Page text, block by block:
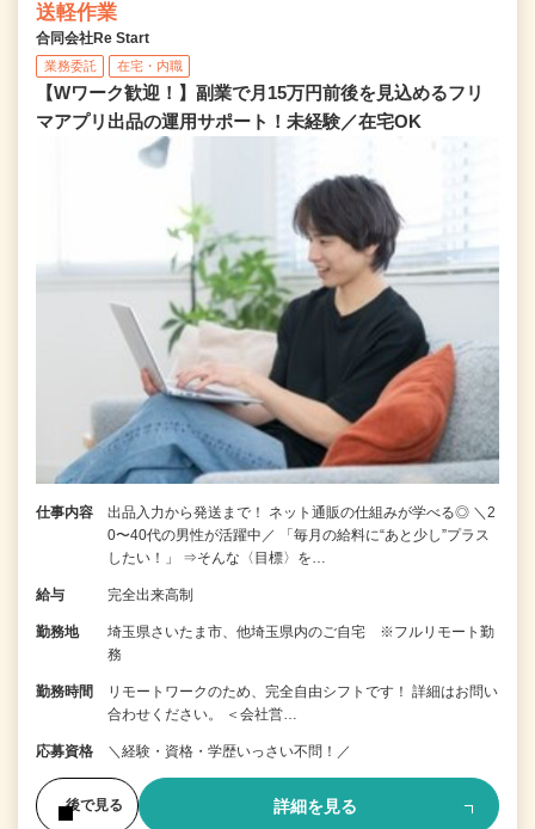
送軽作業
合同会社Re Start
業務委託 在宅・内職
【Wワーク歓迎！】副業で月15万円前後を見込めるフリ
マアプリ出品の運用サポート！未経験／在宅OK
仕事内容
出品入力から発送まで！ ネット通販の仕組みが学べる◎ ＼2
0〜40代の男性が活躍中／ 「毎月の給料に“あと少し”プラス
したい！」 ⇒そんな〈目標〉を…
給与 完全出来高制
勤務地
埼玉県さいたま市、他埼玉県内のご自宅 ※フルリモート勤
務
勤務時間
リモートワークのため、完全自由シフトです！ 詳細はお問い
合わせください。 ＜会社営…
応募資格 ＼経験・資格・学歴いっさい不問！／
後で見る 詳細を見る